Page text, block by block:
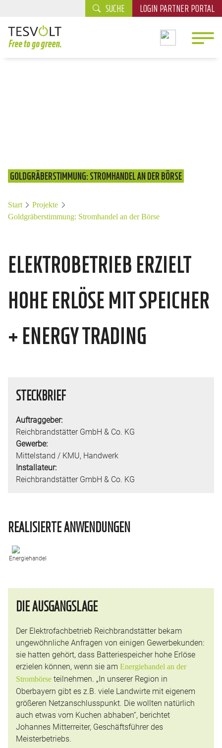
SUCHE LOGIN PARTNER PORTAL
GOLDGRÄBERSTIMMUNG: STROMHANDEL AN DER BÖRSE
Start
Projekte
Goldgräberstimmung: Stromhandel an der Börse
ELEKTROBETRIEB ERZIELT
HOHE ERLÖSE MIT SPEICHER
+ ENERGY TRADING
STECKBRIEF
Auftraggeber:
Reichbrandstätter GmbH & Co. KG
Gewerbe:
Mittelstand / KMU, Handwerk
Installateur:
Reichbrandstätter GmbH & Co. KG
REALISIERTE ANWENDUNGEN
Energiehandel
DIE AUSGANGSLAGE
Der Elektrofachbetrieb Reichbrandstätter bekam
ungewöhnliche Anfragen von einigen Gewerbekunden:
sie hatten gehört, dass Batteriespeicher hohe Erlöse
erzielen können, wenn sie am Energiehandel an der
Strombörse teilnehmen. „In unserer Region in
Oberbayern gibt es z.B. viele Landwirte mit eigenem
größeren Netzanschlusspunkt. Die wollten natürlich
auch etwas vom Kuchen abhaben“, berichtet
Johannes Mitterreiter, Geschäftsführer des
Meisterbetriebs.